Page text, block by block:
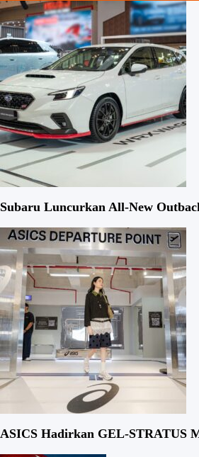
Subaru Luncurkan All-New
ASICS Hadirkan GEL-STRATUS